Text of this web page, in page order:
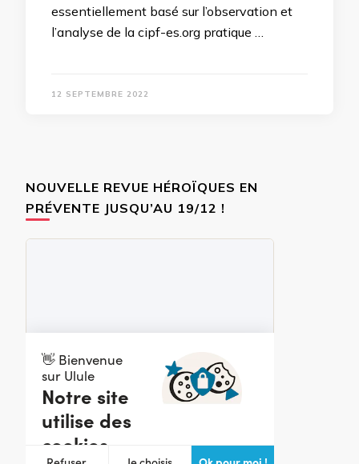
essentiellement basé sur l’observation et
l’analyse de la cipf-es.org pratique …
12 SEPTEMBRE 2022
NOUVELLE REVUE HÉROÏQUES EN
PRÉVENTE JUSQU’AU 19/12 !